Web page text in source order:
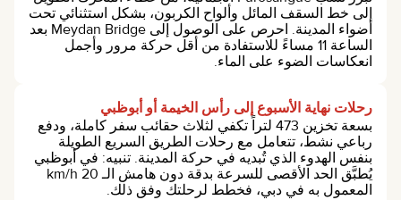
إلى خط السقف المائل وألواح الكربون، بشكل استثنائي تحت
أضواء المدينة. احرص على الوصول إلى Meydan Bridge بعد
الساعة 11 مساءً للاستفادة من أقل حركة مرور وأجمل
انعكاسات الضوء على الماء.
رحلات نهاية الأسبوع إلى رأس الخيمة أو أبوظبي
بسعة تخزين 473 لتراً تكفي لثلاث حقائب سفر كاملة، ودفع
رباعي نشط، تتعامل مع رحلات الطريق السريع الطويلة
بنفس الهدوء الذي تُبديه في حركة المدينة. تنبيه: في أبوظبي
يُطبَّق الحد الأقصى للسرعة بدقة دون هامش الـ 20 km/h
المعمول به في دبي، فخطط لرحلتك وفق ذلك.